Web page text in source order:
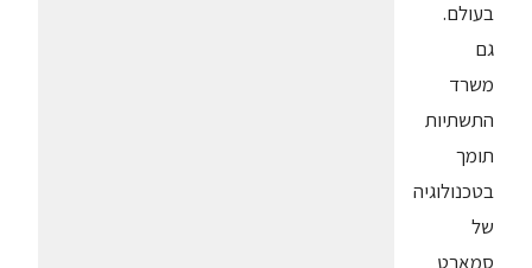
בעולם.
גם
משרד
התשתיות
תומך
בטכנולוגיה
של
סמארט